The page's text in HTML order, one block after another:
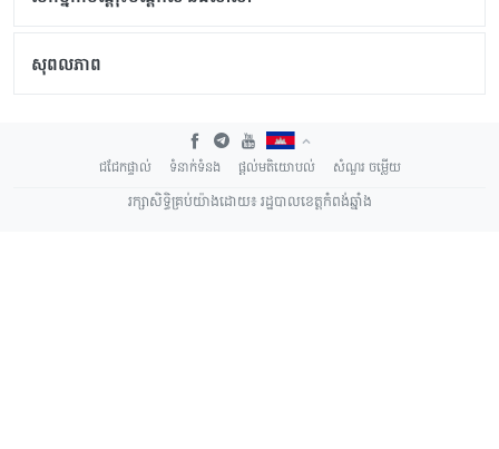
សុពលភាព
ជជែកផ្ទាល់ ទំនាក់ទំនង ផ្តល់មតិយោបល់
សំណួរ ចម្លើយ
រក្សាសិទ្ធិគ្រប់យ៉ាងដោយ៖ រដ្ឋបាលខេត្តកំពង់ឆ្នាំង